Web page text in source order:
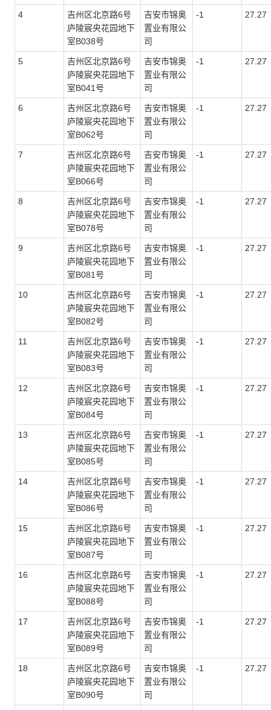
4
吉州区北京路6号
庐陵宸央花园地下
室B038号
吉安市锦奥
置业有限公
司
-1 27.27
5
吉州区北京路6号
庐陵宸央花园地下
室B041号
吉安市锦奥
置业有限公
司
-1 27.27
6
吉州区北京路6号
庐陵宸央花园地下
室B062号
吉安市锦奥
置业有限公
司
-1 27.27
7
吉州区北京路6号
庐陵宸央花园地下
室B066号
吉安市锦奥
置业有限公
司
-1 27.27
8
吉州区北京路6号
庐陵宸央花园地下
室B078号
吉安市锦奥
置业有限公
司
-1 27.27
9
吉州区北京路6号
庐陵宸央花园地下
室B081号
吉安市锦奥
置业有限公
司
-1 27.27
10
吉州区北京路6号
庐陵宸央花园地下
室B082号
吉安市锦奥
置业有限公
司
-1 27.27
11
吉州区北京路6号
庐陵宸央花园地下
室B083号
吉安市锦奥
置业有限公
司
-1 27.27
12
吉州区北京路6号
庐陵宸央花园地下
室B084号
吉安市锦奥
置业有限公
司
-1 27.27
13
吉州区北京路6号
庐陵宸央花园地下
室B085号
吉安市锦奥
置业有限公
司
-1 27.27
14
吉州区北京路6号
庐陵宸央花园地下
室B086号
吉安市锦奥
置业有限公
司
-1 27.27
15
吉州区北京路6号
庐陵宸央花园地下
室B087号
吉安市锦奥
置业有限公
司
-1 27.27
16
吉州区北京路6号
庐陵宸央花园地下
室B088号
吉安市锦奥
置业有限公
司
-1 27.27
17
吉州区北京路6号
庐陵宸央花园地下
室B089号
吉安市锦奥
置业有限公
司
-1 27.27
18
吉州区北京路6号
庐陵宸央花园地下
室B090号
吉安市锦奥
置业有限公
司
-1 27.27